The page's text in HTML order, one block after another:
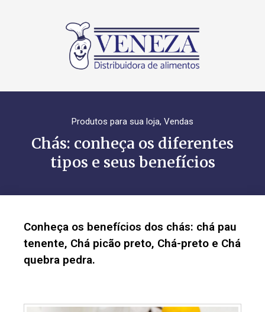
Produtos para sua loja, Vendas
Chás: conheça os diferentes
tipos e seus benefícios
Conheça os benefícios dos chás: chá pau
tenente, Chá picão preto, Chá-preto e Chá
quebra pedra.